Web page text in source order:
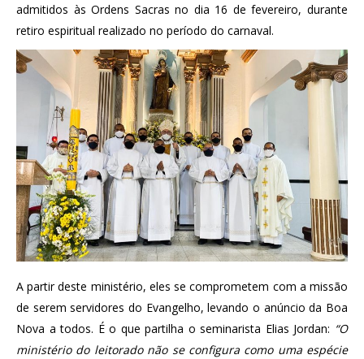
admitidos às Ordens Sacras no dia 16 de fevereiro, durante
retiro espiritual realizado no período do carnaval.
A partir deste ministério, eles se comprometem com a missão
de serem servidores do Evangelho, levando o anúncio da Boa
Nova a todos. É o que partilha o seminarista Elias Jordan: “O
ministério do leitorado não se configura como uma espécie